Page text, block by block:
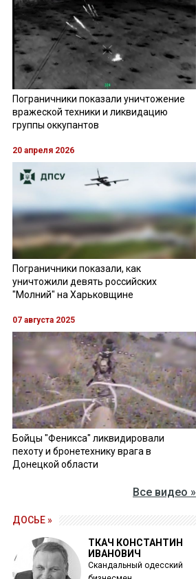
Пограничники показали уничтожение
вражеской техники и ликвидацию
группы оккупантов
20 апреля 2026
Пограничники показали, как
уничтожили девять российских
"Молний" на Харьковщине
07 августа 2025
Бойцы "Феникса" ликвидировали
пехоту и бронетехнику врага в
Донецкой области
Все видео »
ДОСЬЕ »
ТКАЧ КОНСТАНТИН
ИВАНОВИЧ
Скандальный одесский